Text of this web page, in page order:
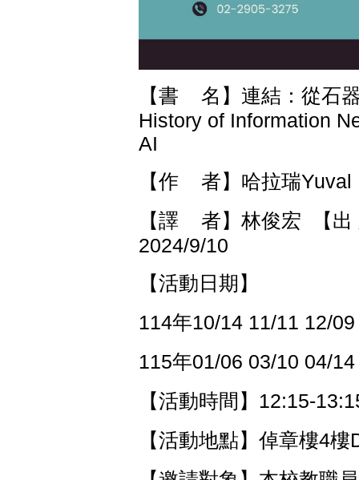
【書 名】連結：從石
History of Information
AI
【作 者】哈拉瑞Yuval
【譯 者】林俊宏 【出
2024/9/10
【活動日期】
114年10/14 11/11 12/09
115年01/06 03/10 04/
【活動時間】12:15-
【活動地點】倬章樓4樓